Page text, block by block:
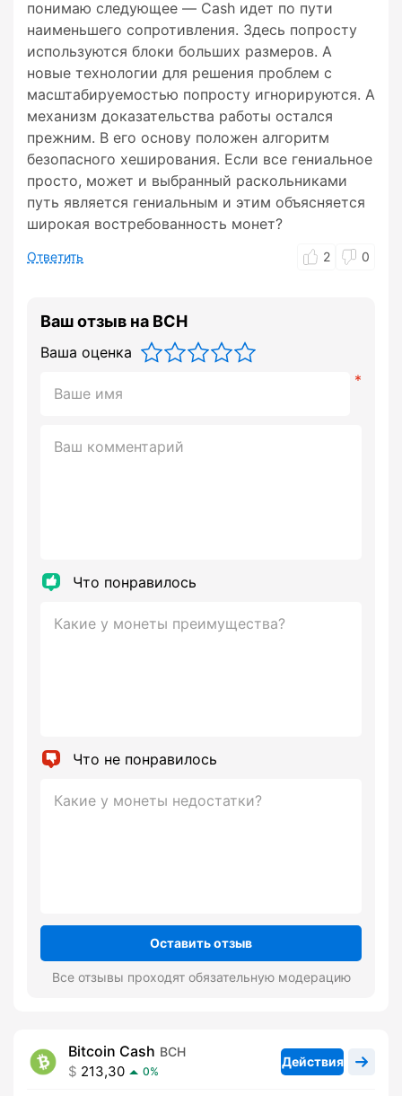
понимаю следующее — Cash идет по пути
наименьшего сопротивления. Здесь попросту
используются блоки больших размеров. А
новые технологии для решения проблем с
масштабируемостью попросту игнорируются. А
механизм доказательства работы остался
прежним. В его основу положен алгоритм
безопасного хеширования. Если все гениальное
просто, может и выбранный раскольниками
путь является гениальным и этим объясняется
широкая востребованность монет?
Ответить 2 0
Ваш отзыв на BCH
Ваша оценка
Что понравилось
Что не понравилось
Оставить отзыв
Все отзывы проходят обязательную модерацию
Bitcoin Cash BCH
213,30 0%
Действия